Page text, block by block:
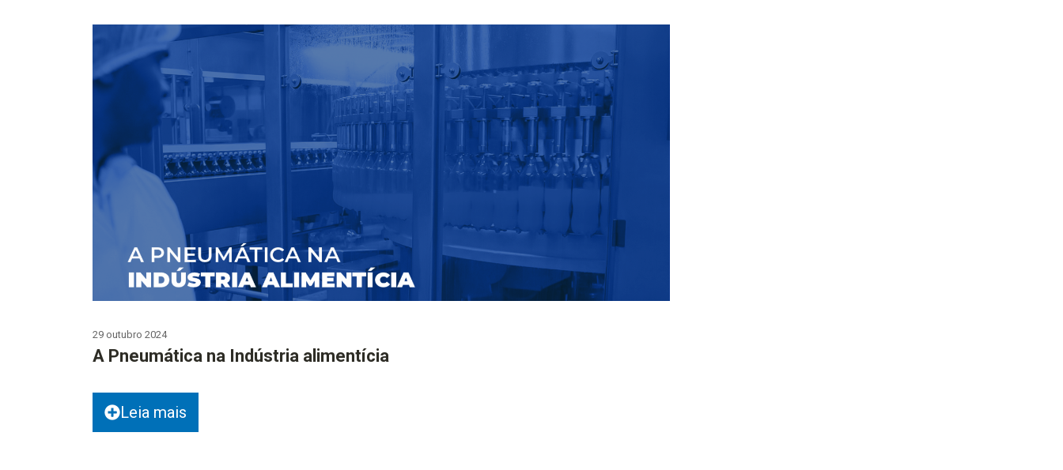
29 outubro 2024
A Pneumática na Indústria alimentícia
Leia mais